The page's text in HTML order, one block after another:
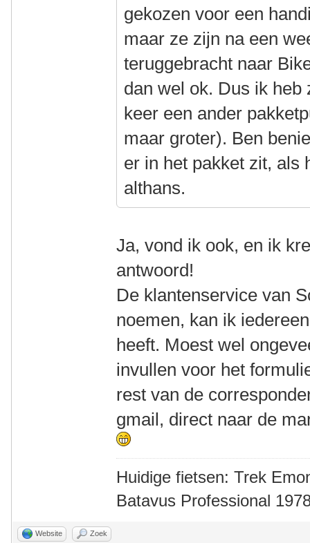
gekozen voor een
maar ze zijn na een
teruggebracht naar
dan wel ok. Dus ik
keer een ander
maar groter). Ben
er in het pakket zit, als
althans.
Ja, vond ik ook, en ik
antwoord!
De klantenservice van
noemen, kan ik
heeft. Moest wel
invullen voor het
rest van de
gmail, direct naar de
Huidige fietsen: Trek
Batavus Professional
Website Zoek